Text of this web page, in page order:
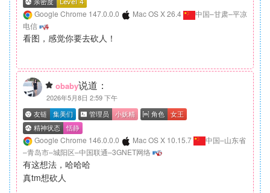
Google Chrome 147.0.0.0 Mac OS X 26.4
中国–甘肃–平凉
电信
看图，感觉你要去砍人！
obaby说道：
2026年5月8日 2:59 下午
Google Chrome 146.0.0.0 Mac OS X 10.15.7
中国–山东省
–青岛市–城阳区–中国联通–3GNET网络
有这想法，哈哈哈
真tm想砍人